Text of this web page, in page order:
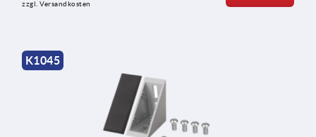
zzgl. Versandkosten
K1045